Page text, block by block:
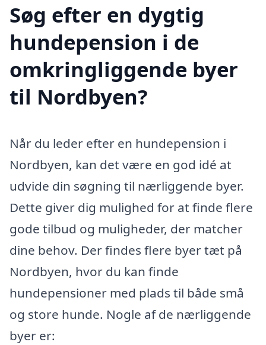
Søg efter en dygtig
hundepension i de
omkringliggende byer
til Nordbyen?
Når du leder efter en hundepension i
Nordbyen, kan det være en god idé at
udvide din søgning til nærliggende byer.
Dette giver dig mulighed for at finde flere
gode tilbud og muligheder, der matcher
dine behov. Der findes flere byer tæt på
Nordbyen, hvor du kan finde
hundepensioner med plads til både små
og store hunde. Nogle af de nærliggende
byer er: